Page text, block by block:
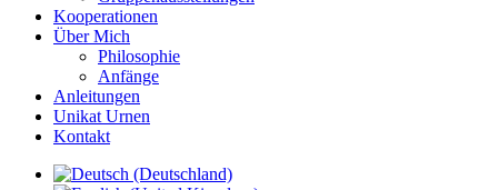
Kooperationen
Über Mich
Philosophie
Anfänge
Anleitungen
Unikat Urnen
Kontakt